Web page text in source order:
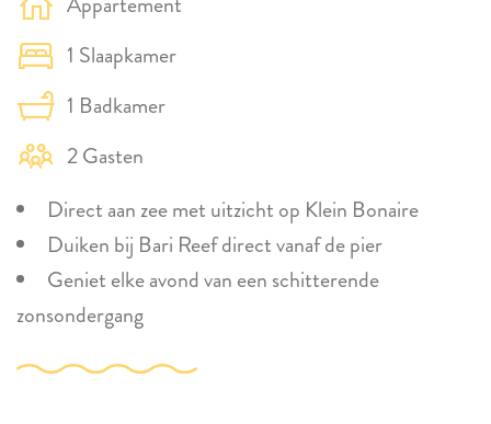
1 Slaapkamer
1 Badkamer
2 Gasten
Direct aan zee met uitzicht op Klein Bonaire
Duiken bij Bari Reef direct vanaf de pier
Geniet elke avond van een schitterende
zonsondergang